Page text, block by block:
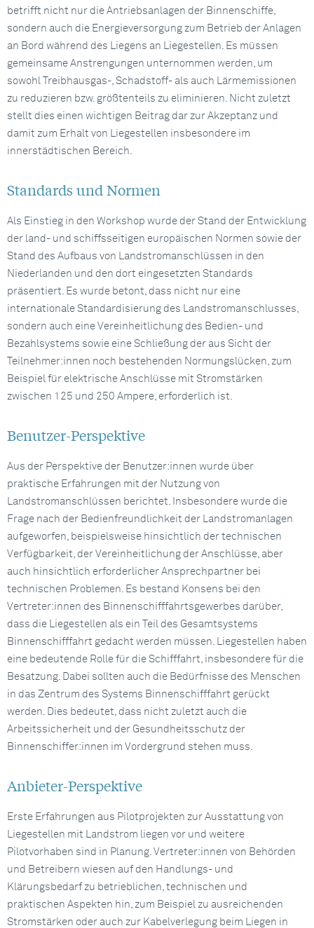
betrifft nicht nur die Antriebsanlagen der Binnenschiffe,
sondern auch die Energieversorgung zum Betrieb der Anlagen
an Bord während des Liegens an Liegestellen. Es müssen
gemeinsame Anstrengungen unternommen werden, um
sowohl Treibhausgas-, Schadstoff- als auch Lärmemissionen
zu reduzieren bzw. größtenteils zu eliminieren. Nicht zuletzt
stellt dies einen wichtigen Beitrag dar zur Akzeptanz und
damit zum Erhalt von Liegestellen insbesondere im
innerstädtischen Bereich.
Standards und Normen
Als Einstieg in den Workshop wurde der Stand der Entwicklung
der land- und schiffsseitigen europäischen Normen sowie der
Stand des Aufbaus von Landstromanschlüssen in den
Niederlanden und den dort eingesetzten Standards
präsentiert. Es wurde betont, dass nicht nur eine
internationale Standardisierung des Landstromanschlusses,
sondern auch eine Vereinheitlichung des Bedien- und
Bezahlsystems sowie eine Schließung der aus Sicht der
Teilnehmer:innen noch bestehenden Normungslücken, zum
Beispiel für elektrische Anschlüsse mit Stromstärken
zwischen 125 und 250 Ampere, erforderlich ist.
Benutzer-Perspektive
Aus der Perspektive der Benutzer:innen wurde über
praktische Erfahrungen mit der Nutzung von
Landstromanschlüssen berichtet. Insbesondere wurde die
Frage nach der Bedienfreundlichkeit der Landstromanlagen
aufgeworfen, beispielsweise hinsichtlich der technischen
Verfügbarkeit, der Vereinheitlichung der Anschlüsse, aber
auch hinsichtlich erforderlicher Ansprechpartner bei
technischen Problemen. Es bestand Konsens bei den
Vertreter:innen des Binnenschifffahrtsgewerbes darüber,
dass die Liegestellen als ein Teil des Gesamtsystems
Binnenschifffahrt gedacht werden müssen. Liegestellen haben
eine bedeutende Rolle für die Schifffahrt, insbesondere für die
Besatzung. Dabei sollten auch die Bedürfnisse des Menschen
in das Zentrum des Systems Binnenschifffahrt gerückt
werden. Dies bedeutet, dass nicht zuletzt auch die
Arbeitssicherheit und der Gesundheitsschutz der
Binnenschiffer:innen im Vordergrund stehen muss.
Anbieter-Perspektive
Erste Erfahrungen aus Pilotprojekten zur Ausstattung von
Liegestellen mit Landstrom liegen vor und weitere
Pilotvorhaben sind in Planung. Vertreter:innen von Behörden
und Betreibern wiesen auf den Handlungs- und
Klärungsbedarf zu betrieblichen, technischen und
praktischen Aspekten hin, zum Beispiel zu ausreichenden
Stromstärken oder auch zur Kabelverlegung beim Liegen in